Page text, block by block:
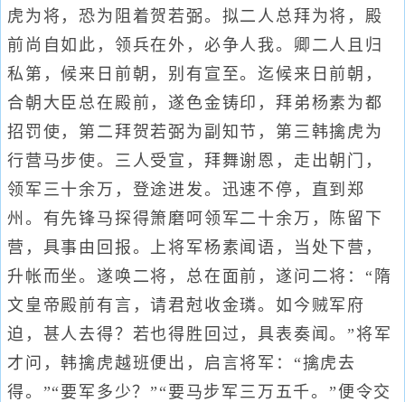
虎为将，恐为阻着贺若弼。拟二人总拜为将，殿
前尚自如此，领兵在外，必争人我。卿二人且归
私第，候来日前朝，别有宣至。迄候来日前朝，
合朝大臣总在殿前，遂色金铸印，拜弟杨素为都
招罚使，第二拜贺若弼为副知节，第三韩擒虎为
行营马步使。三人受宣，拜舞谢恩，走出朝门，
领军三十余万，登途进发。迅速不停，直到郑
州。有先锋马探得箫磨呵领军二十余万，陈留下
营，具事由回报。上将军杨素闻语，当处下营，
升帐而坐。遂唤二将，总在面前，遂问二将：“隋
文皇帝殿前有言，请君尅收金璘。如今贼军府
迫，甚人去得？若也得胜回过，具表奏闻。”将军
才问，韩擒虎越班便出，启言将军：“擒虎去
得。”“要军多少？”“要马步军三万五千。”便令交